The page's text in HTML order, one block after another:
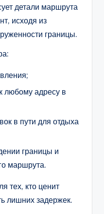
детали маршрута
исходя из
границы.
любому адресу в
в пути для отдыха
границы и
маршрута.
тех, кто ценит
лишних задержек.